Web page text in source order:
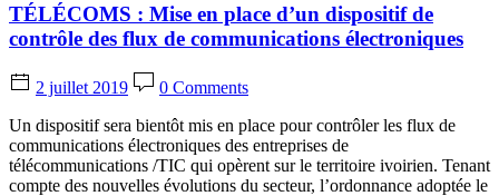
TÉLÉCOMS : Mise en place d’un dispositif de
contrôle des flux de communications électroniques
2 juillet 2019
0 Comments
Un dispositif sera bientôt mis en place pour contrôler les flux de
communications électroniques des entreprises de
télécommunications /TIC qui opèrent sur le territoire ivoirien. Tenant
compte des nouvelles évolutions du secteur, l’ordonnance adoptée le